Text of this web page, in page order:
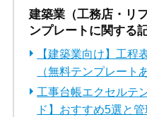
建築業（工務店・リ
ンプレートに関する
【建築業向け】工程
（無料テンプレート
工事台帳エクセルテ
ド】おすすめ5選と